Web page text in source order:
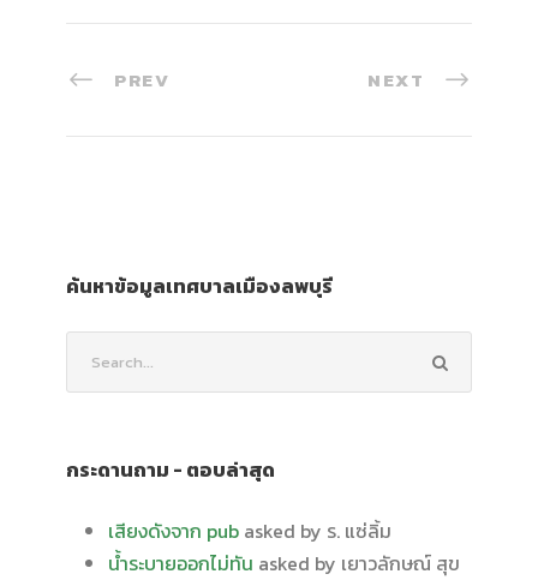
PREV NEXT
ค้นหาข้อมูลเทศบาลเมืองลพบุรี
กระดานถาม - ตอบล่าสุด
เสียงดังจาก pub asked by ร. แซ่ลิ้ม
น้ำระบายออกไม่ทัน asked by เยาวลักษณ์ สุข